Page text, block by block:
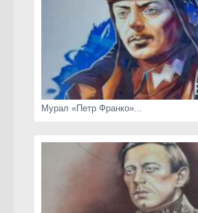
Мурал «Петр Франко»...